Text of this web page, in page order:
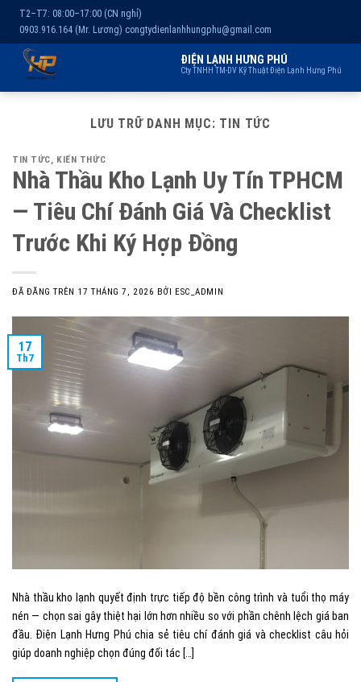
T2–T7: 08:00–17:00 (CN nghỉ)
0903.916.164 (Mr. Lương) congtydienlanhhungphu@gmail.com
ĐIỆN LẠNH HƯNG PHÚ
Cty TNHH TM-DV Kỹ Thuật Điện Lạnh Hưng Phú
dung
LƯU TRỮ DANH MỤC: TIN TỨC
TIN TỨC, KIẾN THỨC
Nhà Thầu Kho Lạnh Uy Tín TPHCM
— Tiêu Chí Đánh Giá Và Checklist
Trước Khi Ký Hợp Đồng
ĐÃ ĐĂNG TRÊN 17 THÁNG 7, 2026 BỞI ESC_ADMIN
17
Th7
Nhà thầu kho lạnh quyết định trực tiếp độ bền công trình và tuổi thọ máy
nén — chọn sai gây thiệt hại lớn hơn nhiều so với phần chênh lệch giá ban
đầu. Điện Lạnh Hưng Phú chia sẻ tiêu chí đánh giá và checklist câu hỏi
giúp doanh nghiệp chọn đúng đối tác […]